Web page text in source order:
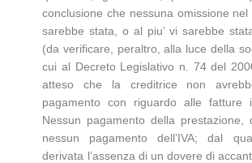
conclusione che nessuna omissione nel
sarebbe stata, o al piu’ vi sarebbe
(da verificare, peraltro, alla luce della
cui al Decreto Legislativo n. 74 del
atteso che la creditrice non
pagamento con riguardo alle fatture
Nessun pagamento della prestazione,
nessun pagamento dell’IVA; dal
derivata l’assenza di un dovere di